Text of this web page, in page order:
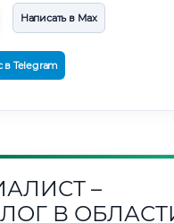
Написать в Max
в Telegram
–
В